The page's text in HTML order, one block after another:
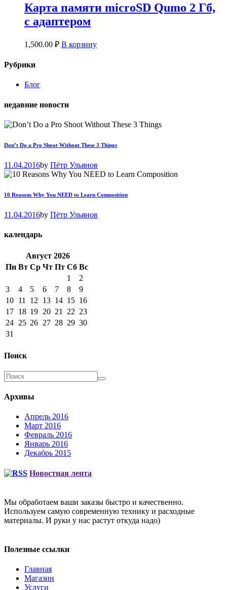
Карта памяти microSD Qumo 2 Гб,
с адаптером
1,500.00 ₽ В корзину
Рубрики
Блог
недавние новости
Don’t Do a Pro Shoot Without These 3 Things
11.04.2016by Пётр Ульянов
10 Reasons Why You NEED to Learn Composition
11.04.2016by Пётр Ульянов
календарь
Август 2026
Пн Вт Ср Чт Пт Сб Вс
1
2
3
4 5 6 7 8
9
10 11 12 13 14 15 16
17 18 19 20 21 22 23
24 25 26 27 28 29 30
31
Поиск
Архивы
Апрель 2016
Март 2016
Февраль 2016
Январь 2016
Декабрь 2015
Новостная лента
Мы обработаем ваши заказы быстро и качественно.
Используем самую современную технику и расходные
материалы. И руки у нас растут откуда надо)
Полезные ссылки
Главная
Магазин
Услуги